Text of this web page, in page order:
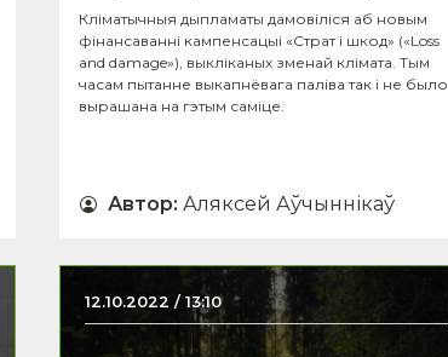
Кліматычныя дыпламаты дамовіліся аб новым
фінансаванні кампенсацыі «Страт і шкод» («Loss
and damage»), выкліканых зменай клімата. Тым
часам пытанне выкапнёвага паліва так і не было
вырашана на гэтым саміце.
Автор: Аляксей Аўчыннікаў
12.10.2022 / 13:10